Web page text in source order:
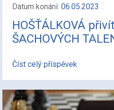
Datum konání: 06.05.2023
HOŠŤÁLKOVÁ
ŠACHOVÝCH
Číst celý příspěvek